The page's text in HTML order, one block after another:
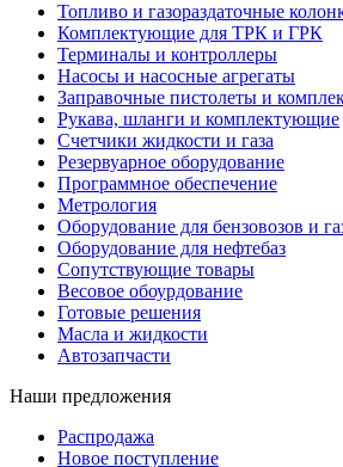
Топливо и газораздаточные
Комплектующие для ТРК и ГРК
Терминалы и контроллеры
Насосы и насосные агрегаты
Заправочные пистолеты и
Рукава, шланги и комплектующие
Счетчики жидкости и газа
Резервуарное оборудование
Программное обеспечение
Метрология
Оборудование для бензовозов и
Оборудование для нефтебаз
Сопутствующие товары
Весовое обоурдование
Готовые решения
Масла и жидкости
Автозапчасти
Наши предложения
Распродажа
Новое поступление